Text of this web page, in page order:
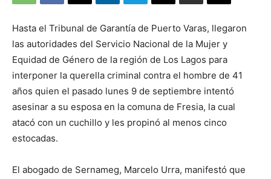
Hasta el Tribunal de Garantía de Puerto Varas, llegaron
las autoridades del Servicio Nacional de la Mujer y
Equidad de Género de la región de Los Lagos para
interponer la querella criminal contra el hombre de 41
años quien el pasado lunes 9 de septiembre intentó
asesinar a su esposa en la comuna de Fresia, la cual
atacó con un cuchillo y les propinó al menos cinco
estocadas.
El abogado de Sernameg, Marcelo Urra, manifestó que